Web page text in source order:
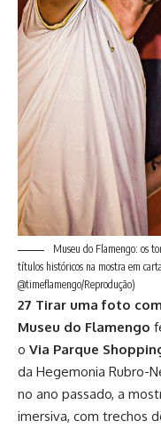
Museu do Flamengo: os
títulos históricos na mostra em
@timeflamengo/Reprodução)
27 Tirar uma foto
Museu do Flamengo
o Via Parque
da Hegemonia Rubro-
no ano passado, a
imersiva, com trechos